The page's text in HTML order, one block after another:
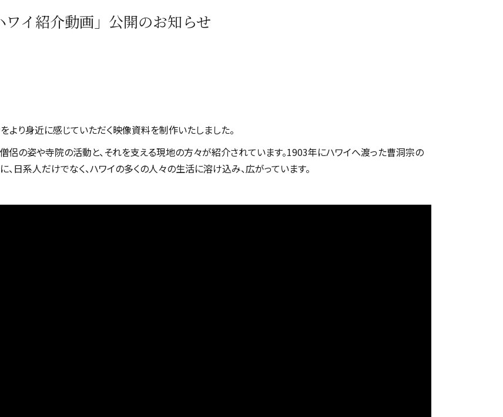
イ紹介動画」公開のお知らせ
り身近に感じていただく映像資料を制作いたしました。
侶の姿や寺院の活動と、それを支える現地の方々が紹介されています。1903年にハワイへ渡った曹洞宗の
日系人だけでなく、ハワイの多くの人々の生活に溶け込み、広がっています。